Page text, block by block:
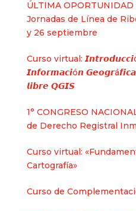
ÚLTIMA OPORTUNIDAD
Jornadas de Línea de
y 26 septiembre
Curso virtual:
𝙄𝙣𝙛𝙤𝙧𝙢𝙖𝙘𝙞ó𝙣
𝙡𝙞𝙗𝙧𝙚 𝙌𝙂𝙄𝙎
1° CONGRESO
de Derecho Registral
Curso virtual:
Cartografía»
Curso de